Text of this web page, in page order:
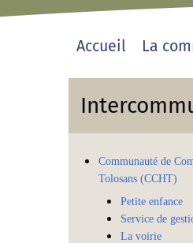
Accueil La
Communauté de
Tolosans (CCHT)
Petite enfance
Service de
La voirie